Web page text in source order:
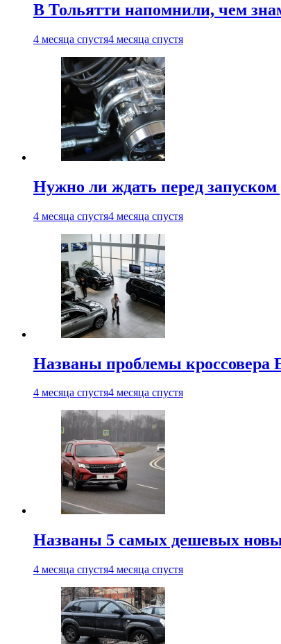
В Тольятти напомнили, чем
4 месяца спустя4 месяца спустя
Нужно ли ждать перед
4 месяца спустя4 месяца спустя
Названы проблемы кроссовера
4 месяца спустя4 месяца спустя
Названы 5 самых дешевых
4 месяца спустя4 месяца спустя